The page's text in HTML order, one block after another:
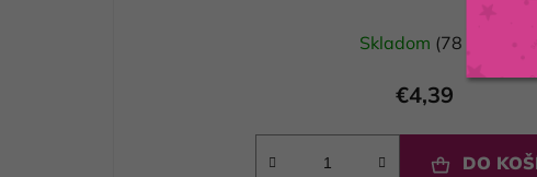
Skladom (78 ks)
€4,39
DO